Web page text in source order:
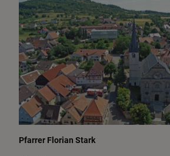
VG Kirchehrenbach
Pfarrer Florian Stark